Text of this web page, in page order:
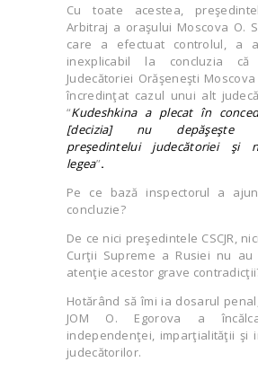
Cu toate acestea,
Arbitraj a oraşului Moscova O.
care a efectuat controlul, a
inexplicabil la concluzia că
Judecătoriei Orăşeneşti Moscova
încredinţat cazul unui alt
“Kudeshkina a plecat în
[decizia] nu depăşeşte
preşedintelui judecătoriei şi
legea”.
Pe ce bază inspectorul a
concluzie?
De ce nici preşedintele CSCJR,
Curţii Supreme a Rusiei nu au
atenţie acestor grave
Hotărând să îmi ia dosarul
JOM O. Egorova a
independenţei, imparţialităţii şi
judecătorilor.